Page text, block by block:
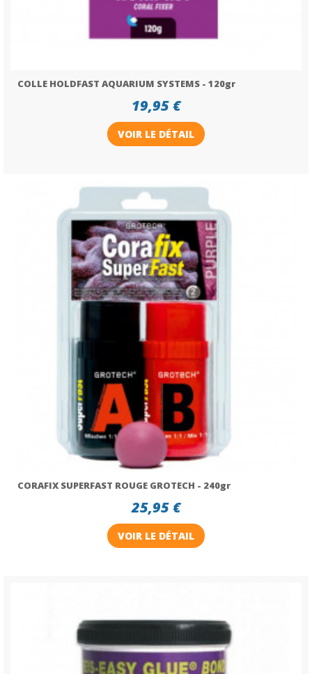
COLLE HOLDFAST AQUARIUM SYSTEMS - 120gr
19,95 €
VOIR LE DÉTAIL
CORAFIX SUPERFAST ROUGE GROTECH - 240gr
25,95 €
VOIR LE DÉTAIL